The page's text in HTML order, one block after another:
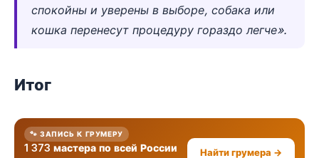
спокойны и уверены в выборе, собака или
кошка перенесут процедуру гораздо легче».
Итог
🐾 ЗАПИСЬ К ГРУМЕРУ
1 373 мастера по всей России Найти грумера →